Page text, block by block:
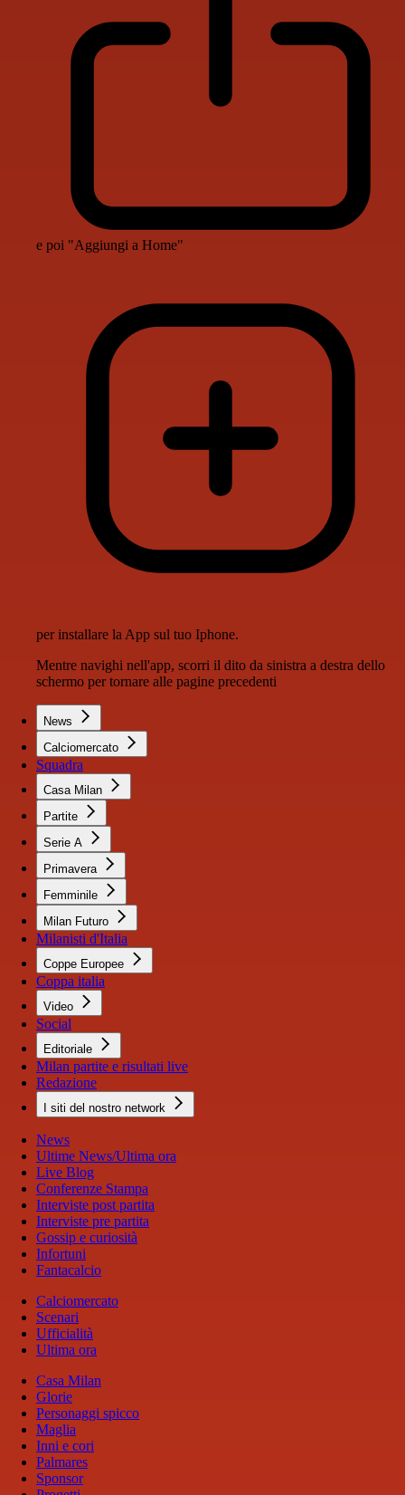
e poi "Aggiungi a Home"
per installare la App sul tuo Iphone.
Mentre navighi nell'app, scorri il dito da sinistra a destra dello
schermo per tornare alle pagine precedenti
News
Calciomercato
Squadra
Casa Milan
Partite
Serie A
Primavera
Femminile
Milan Futuro
Milanisti d'Italia
Coppe Europee
Coppa italia
Video
Social
Editoriale
Milan partite e risultati live
Redazione
I siti del nostro network
News
Ultime News/Ultima ora
Live Blog
Conferenze Stampa
Interviste post partita
Interviste pre partita
Gossip e curiosità
Infortuni
Fantacalcio
Calciomercato
Scenari
Ufficialità
Ultima ora
Casa Milan
Glorie
Personaggi spicco
Maglia
Inni e cori
Palmares
Sponsor